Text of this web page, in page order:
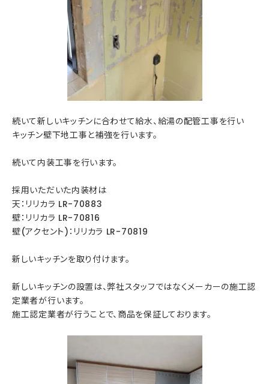
続いて新しいキッチンに合わせて給水、給湯の配管工事を行い
キッチン壁下地工事と補強を行います。
続いて内装工事を行います。
採用いただいた内装材は
天：リリカラ LR-70883
壁：リリカラ LR-70816
壁(アクセント)：リリカラ LR-70819
新しいキッチンを取り付けます。
新しいキッチンの設置は、弊社スタッフではなくメーカーの施工認
定業者が行います。
施工認定業者が行うことで、商品を保証しております。